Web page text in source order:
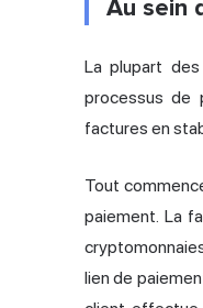
Au sein
La plupart
processus de
factures en
Tout
paiement. La
lien de